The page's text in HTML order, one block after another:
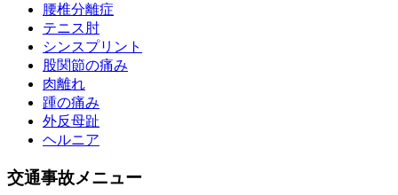
腰椎分離症
テニス肘
シンスプリント
股関節の痛み
肉離れ
踵の痛み
外反母趾
ヘルニア
交通事故メニュー